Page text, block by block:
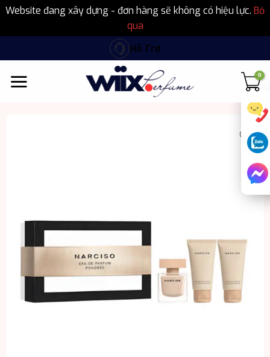
Website đang xây dựng - đơn hàng sẽ không có hiệu lực. Bỏ
qua
qua
nội
dung
Hỗ Trợ